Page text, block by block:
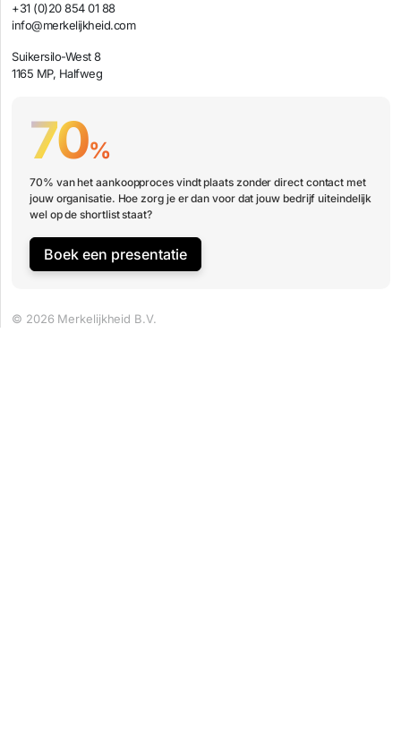
+31 (0)20 854 01 88
info@merkelijkheid.com
Suikersilo-West 8
1165 MP, Halfweg
70%
70% van het aankoopproces vindt plaats zonder direct contact met
jouw organisatie. Hoe zorg je er dan voor dat jouw bedrijf uiteindelijk
wel op de shortlist staat?
Boek een presentatie
© 2026 Merkelijkheid B.V.